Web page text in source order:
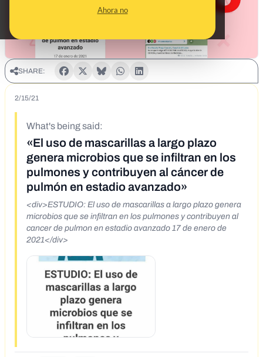
Ahora no
SHARE:
2/15/21
What's being said:
«El uso de mascarillas a largo plazo
genera microbios que se infiltran en los
pulmones y contribuyen al cáncer de
pulmón en estadio avanzado»
<div>ESTUDIO: El uso de mascarillas a largo plazo genera
microbios que se infiltran en los pulmones y contribuyen al
cancer de pulmon en estadio avanzado 17 de enero de
2021</div>